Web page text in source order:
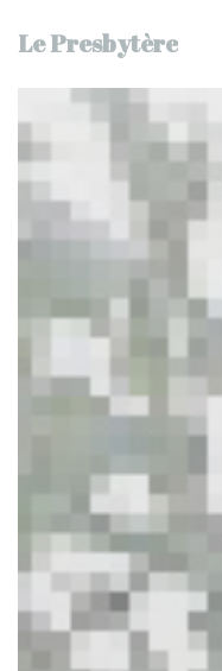
Le Presbytère